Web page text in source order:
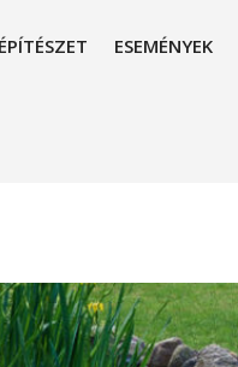
ESEMÉNYEK